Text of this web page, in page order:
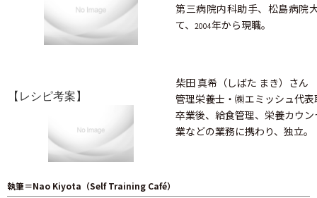
第三病院内科助手、松島病院
て、
2004年から現職。
【レシピ考案】
柴田 真希（しばた まき）さん
管理栄養士・㈱エミッシュ代
卒業後、給食管理、栄養カウ
業などの業務に携わり、独立。
執筆＝Nao Kiyota（Self Training Café）